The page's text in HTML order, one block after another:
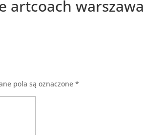
artcoach warszawa
pola są oznaczone*